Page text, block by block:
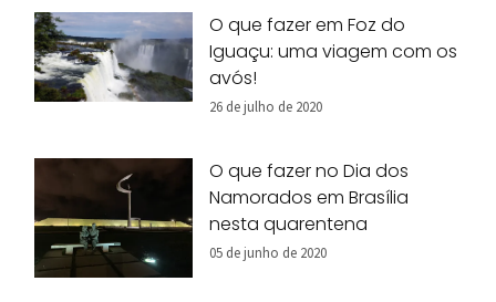
O que fazer em Foz do
Iguaçu: uma viagem com os
avós!
26 de julho de 2020
O que fazer no Dia dos
Namorados em Brasília
nesta quarentena
05 de junho de 2020